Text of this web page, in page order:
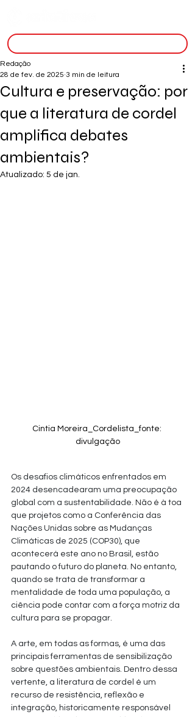
Cultura e preservação: por
que a literatura de cordel
amplifica debates
ambientais?
Redação
28 de fev. de 2025 3 min de leitura
Atualizado: 5 de jan.
Cintia Moreira_Cordelista_fonte:
divulgação
Os desafios climáticos enfrentados em
2024 desencadearam uma preocupação
global com a sustentabilidade. Não é à toa
que projetos como a Conferência das
Nações Unidas sobre as Mudanças
Climáticas de 2025 (COP30), que
acontecerá este ano no Brasil, estão
pautando o futuro do planeta. No entanto,
quando se trata de transformar a
mentalidade de toda uma população, a
ciência pode contar com a força motriz da
cultura para se propagar.
A arte, em todas as formas, é uma das
principais ferramentas de sensibilização
sobre questões ambientais. Dentro dessa
vertente, a literatura de cordel é um
recurso de resistência, reflexão e
integração, historicamente responsável